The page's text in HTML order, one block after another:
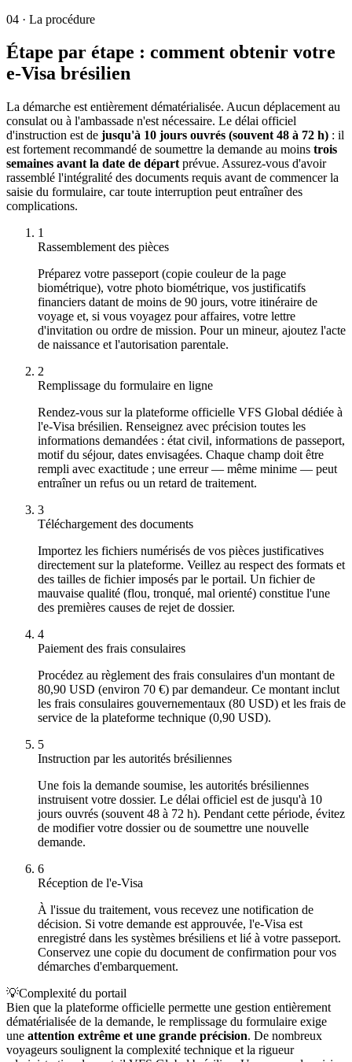
04 · La procédure
Étape par étape : comment obtenir votre
e-Visa brésilien
La démarche est entièrement dématérialisée. Aucun déplacement au
consulat ou à l'ambassade n'est nécessaire. Le délai officiel
d'instruction est de jusqu'à 10 jours ouvrés (souvent 48 à 72 h) : il
est fortement recommandé de soumettre la demande au moins trois
semaines avant la date de départ prévue. Assurez-vous d'avoir
rassemblé l'intégralité des documents requis avant de commencer la
saisie du formulaire, car toute interruption peut entraîner des
complications.
1
Rassemblement des pièces
Préparez votre passeport (copie couleur de la page
biométrique), votre photo biométrique, vos justificatifs
financiers datant de moins de 90 jours, votre itinéraire de
voyage et, si vous voyagez pour affaires, votre lettre
d'invitation ou ordre de mission. Pour un mineur, ajoutez l'acte
de naissance et l'autorisation parentale.
2
Remplissage du formulaire en ligne
Rendez-vous sur la plateforme officielle VFS Global dédiée à
l'e-Visa brésilien. Renseignez avec précision toutes les
informations demandées : état civil, informations de passeport,
motif du séjour, dates envisagées. Chaque champ doit être
rempli avec exactitude ; une erreur — même minime — peut
entraîner un refus ou un retard de traitement.
3
Téléchargement des documents
Importez les fichiers numérisés de vos pièces justificatives
directement sur la plateforme. Veillez au respect des formats et
des tailles de fichier imposés par le portail. Un fichier de
mauvaise qualité (flou, tronqué, mal orienté) constitue l'une
des premières causes de rejet de dossier.
4
Paiement des frais consulaires
Procédez au règlement des frais consulaires d'un montant de
80,90 USD (environ 70 €) par demandeur. Ce montant inclut
les frais consulaires gouvernementaux (80 USD) et les frais de
service de la plateforme technique (0,90 USD).
5
Instruction par les autorités brésiliennes
Une fois la demande soumise, les autorités brésiliennes
instruisent votre dossier. Le délai officiel est de jusqu'à 10
jours ouvrés (souvent 48 à 72 h). Pendant cette période, évitez
de modifier votre dossier ou de soumettre une nouvelle
demande.
6
Réception de l'e-Visa
À l'issue du traitement, vous recevez une notification de
décision. Si votre demande est approuvée, l'e-Visa est
enregistré dans les systèmes brésiliens et lié à votre passeport.
Conservez une copie du document de confirmation pour vos
démarches d'embarquement.
💡Complexité du portail
Bien que la plateforme officielle permette une gestion entièrement
dématérialisée de la demande, le remplissage du formulaire exige
une attention extrême et une grande précision. De nombreux
voyageurs soulignent la complexité technique et la rigueur